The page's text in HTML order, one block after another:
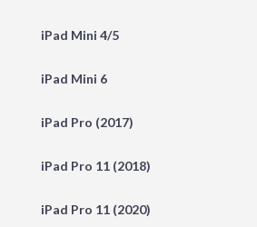
iPad Mini 4/5
iPad Mini 6
iPad Pro (2017)
iPad Pro 11 (2018)
iPad Pro 11 (2020)